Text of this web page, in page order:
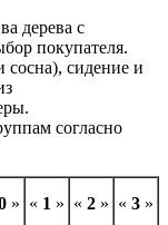
дерева с
покупателя.
сосна), сидение и
согласно
» « 1 » « 2 » « 3 »